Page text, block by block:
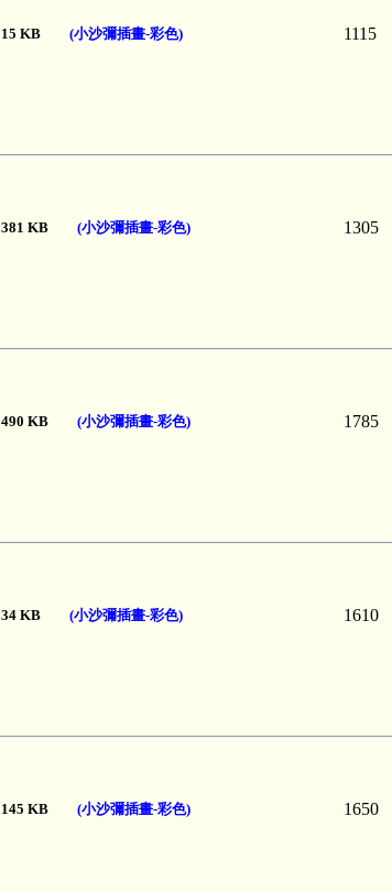
15 KB (小沙彌插畫-彩色) 1115
381 KB (小沙彌插畫-彩色) 1305
490 KB (小沙彌插畫-彩色) 1785
34 KB (小沙彌插畫-彩色) 1610
145 KB (小沙彌插畫-彩色) 1650